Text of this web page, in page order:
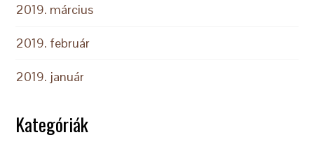
2019. március
2019. február
2019. január
Kategóriák